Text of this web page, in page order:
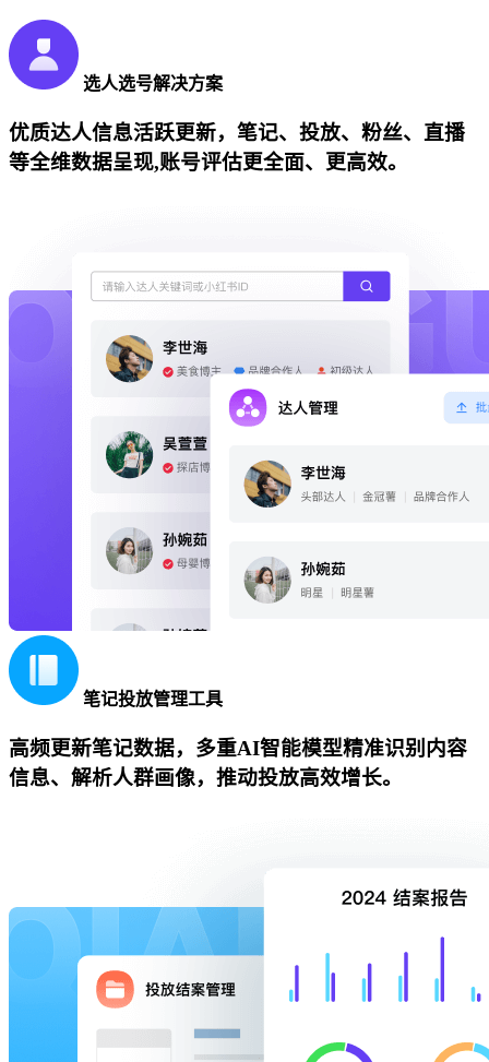
选人选号解决方案
优质达人信息活跃更新，笔记、投放、粉丝、直播
等全维数据呈现,账号评估更全面、更高效。
笔记投放管理工具
高频更新笔记数据，多重AI智能模型精准识别内容
信息、解析人群画像，推动投放高效增长。